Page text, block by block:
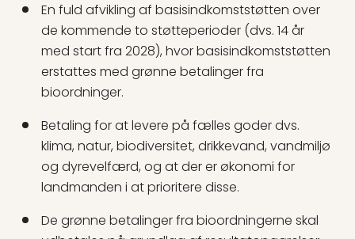
En fuld afvikling af basisindkomststøtten over
de kommende to støtteperioder (dvs. 14 år
med start fra 2028), hvor basisindkomststøtten
erstattes med grønne betalinger fra
bioordninger.
Betaling for at levere på fælles goder dvs.
klima, natur, biodiversitet, drikkevand, vandmiljø
og dyrevelfærd, og at der er økonomi for
landmanden i at prioritere disse.
De grønne betalinger fra bioordningerne skal